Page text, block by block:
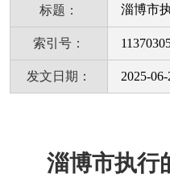
标题： 淄博市
索引号：
发文日期： 2025-06-
淄博市执行